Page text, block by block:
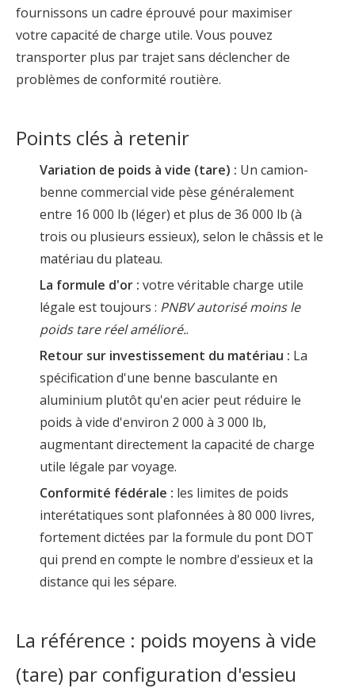
fournissons un cadre éprouvé pour maximiser
votre capacité de charge utile. Vous pouvez
transporter plus par trajet sans déclencher de
problèmes de conformité routière.
Points clés à retenir
Variation de poids à vide (tare) : Un camion-
benne commercial vide pèse généralement
entre 16 000 lb (léger) et plus de 36 000 lb (à
trois ou plusieurs essieux), selon le châssis et le
matériau du plateau.
La formule d'or : votre véritable charge utile
légale est toujours : PNBV autorisé moins le
poids tare réel amélioré..
Retour sur investissement du matériau : La
spécification d'une benne basculante en
aluminium plutôt qu'en acier peut réduire le
poids à vide d'environ 2 000 à 3 000 lb,
augmentant directement la capacité de charge
utile légale par voyage.
Conformité fédérale : les limites de poids
interétatiques sont plafonnées à 80 000 livres,
fortement dictées par la formule du pont DOT
qui prend en compte le nombre d'essieux et la
distance qui les sépare.
La référence : poids moyens à vide
(tare) par configuration d'essieu